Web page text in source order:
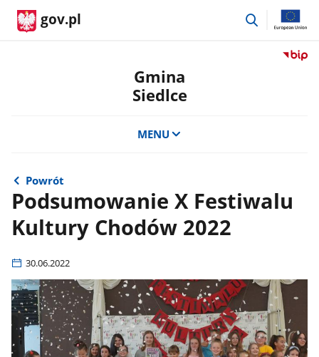
gov.pl
przejdź
Przejdź
Gmina
Siedlce
MENU
Powrót
Podsumowanie X Festiwalu
Kultury Chodów 2022
30.06.2022